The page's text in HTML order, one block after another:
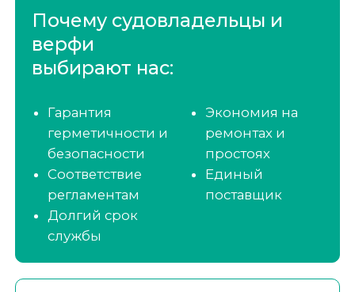
Почему судовладельцы и
верфи
выбирают нас:
Гарантия
герметичности и
безопасности
Соответствие
регламентам
Долгий срок
службы
Экономия на
ремонтах и
простоях
Единый
поставщик